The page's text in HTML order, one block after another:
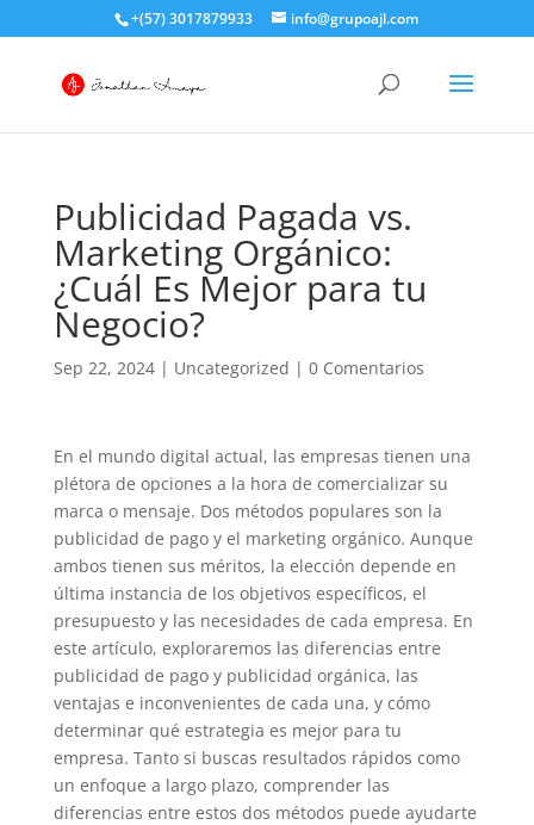
+(57) 3017879933 info@grupoajl.com
Publicidad Pagada vs.
Marketing Orgánico:
¿Cuál Es Mejor para tu
Negocio?
Sep 22, 2024| Uncategorized | 0 Comentarios
En el mundo digital actual, las empresas tienen una
plétora de opciones a la hora de comercializar su
marca o mensaje. Dos métodos populares son la
publicidad de pago y el marketing orgánico. Aunque
ambos tienen sus méritos, la elección depende en
última instancia de los objetivos específicos, el
presupuesto y las necesidades de cada empresa. En
este artículo, exploraremos las diferencias entre
publicidad de pago y publicidad orgánica, las
ventajas e inconvenientes de cada una, y cómo
determinar qué estrategia es mejor para tu
empresa. Tanto si buscas resultados rápidos como
un enfoque a largo plazo, comprender las
diferencias entre estos dos métodos puede ayudarte